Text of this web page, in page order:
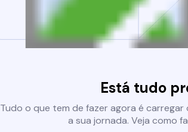
Está tudo
Tudo o que tem de fazer agora é
a sua jornada. Veja como